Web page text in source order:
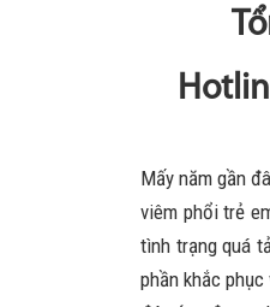
Mấy năm gần
viêm phổi trẻ
tình trạng quá
phần khắc